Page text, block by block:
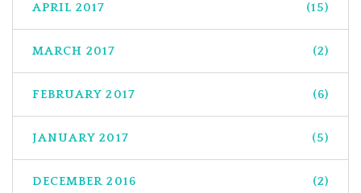
APRIL 2017 (15)
MARCH 2017 (2)
FEBRUARY 2017 (6)
JANUARY 2017 (5)
DECEMBER 2016 (2)